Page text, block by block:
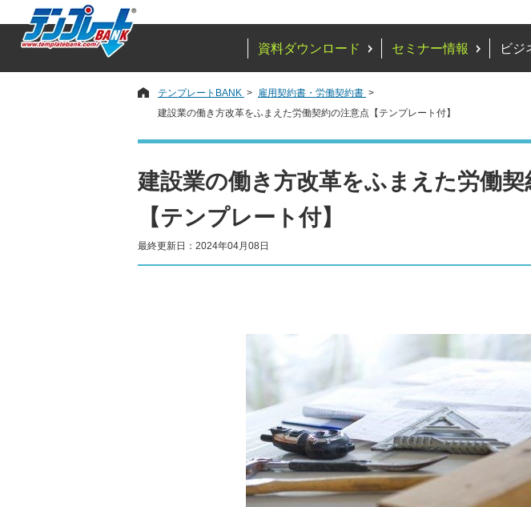
資料ダウンロード セミナー情報 ビジ
テンプレートBANK
雇用契約書・労働契約書
建設業の働き方改革をふまえた労働契約の注意点【テンプレート付】
建設業の働き方改革をふまえた労働契
【テンプレート付】
最終更新日：2024年04月08日